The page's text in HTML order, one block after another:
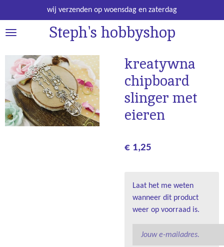
direct
naar
hoofdinhoud
Steph's hobbyshop
wij verzenden op woensdag en zaterdag
kreatywna
chipboard
slinger met
eieren
€ 1,25
Laat het me weten
wanneer dit product
weer op voorraad is.